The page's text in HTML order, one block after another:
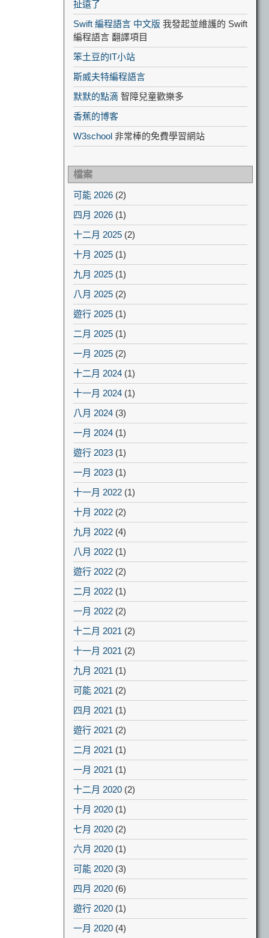
扯遠了
Swift 編程語言 中文版 我發起並維護的 Swift
編程語言 翻譯項目
笨土豆的IT小站
斯威夫特編程語言
默默的點滴 智障兒童歡樂多
香蕉的博客
W3school 非常棒的免費學習網站
檔案
可能 2026 (2)
四月 2026 (1)
十二月 2025 (2)
十月 2025 (1)
九月 2025 (1)
八月 2025 (2)
遊行 2025 (1)
二月 2025 (1)
一月 2025 (2)
十二月 2024 (1)
十一月 2024 (1)
八月 2024 (3)
一月 2024 (1)
遊行 2023 (1)
一月 2023 (1)
十一月 2022 (1)
十月 2022 (2)
九月 2022 (4)
八月 2022 (1)
遊行 2022 (2)
二月 2022 (1)
一月 2022 (2)
十二月 2021 (2)
十一月 2021 (2)
九月 2021 (1)
可能 2021 (2)
四月 2021 (1)
遊行 2021 (2)
二月 2021 (1)
一月 2021 (1)
十二月 2020 (2)
十月 2020 (1)
七月 2020 (2)
六月 2020 (1)
可能 2020 (3)
四月 2020 (6)
遊行 2020 (1)
一月 2020 (4)